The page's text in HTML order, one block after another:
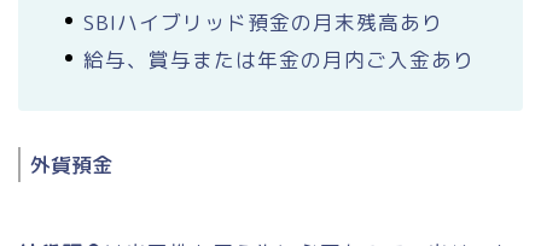
SBIハイブリッド預金の月末残高あり
給与、賞与または年金の月内ご入金あり
外貨預金